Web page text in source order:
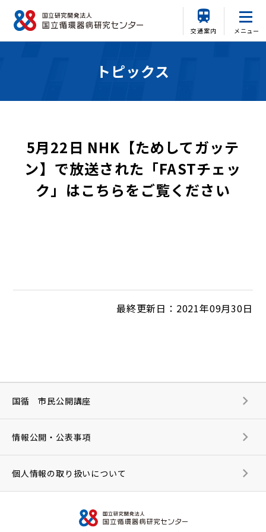
交通案内 メニュー
トピックス
5月22日 NHK【ためしてガッテ
ン】で放送された「FASTチェッ
ク」はこちらをご覧ください
最終更新日：2021年09月30日
国循 市民公開講座
情報公開・公表事項
個人情報の取り扱いについて